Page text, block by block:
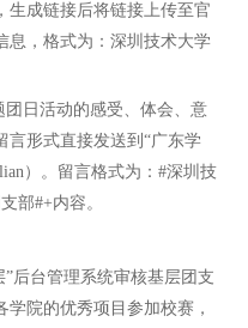
生成链接后将链接上传至官
息，格式为：深圳技术大学
日活动的感受、体会、意
言形式直接发送到“广东学
）。留言格式为：#深圳技
部#+内容。
”后台管理系统审核基层团支
院的优秀项目参加校赛，